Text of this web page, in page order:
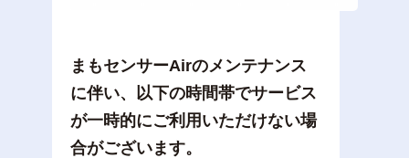
まもセンサーAirのメンテナンス
に伴い、以下の時間帯でサービス
が一時的にご利用いただけない場
合がございます。